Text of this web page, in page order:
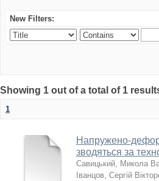
New Filters:
Showing 1 out of a total of 1
1
Напружено-
зводяться за
Савицький, Микола
Іванцов, Сергій